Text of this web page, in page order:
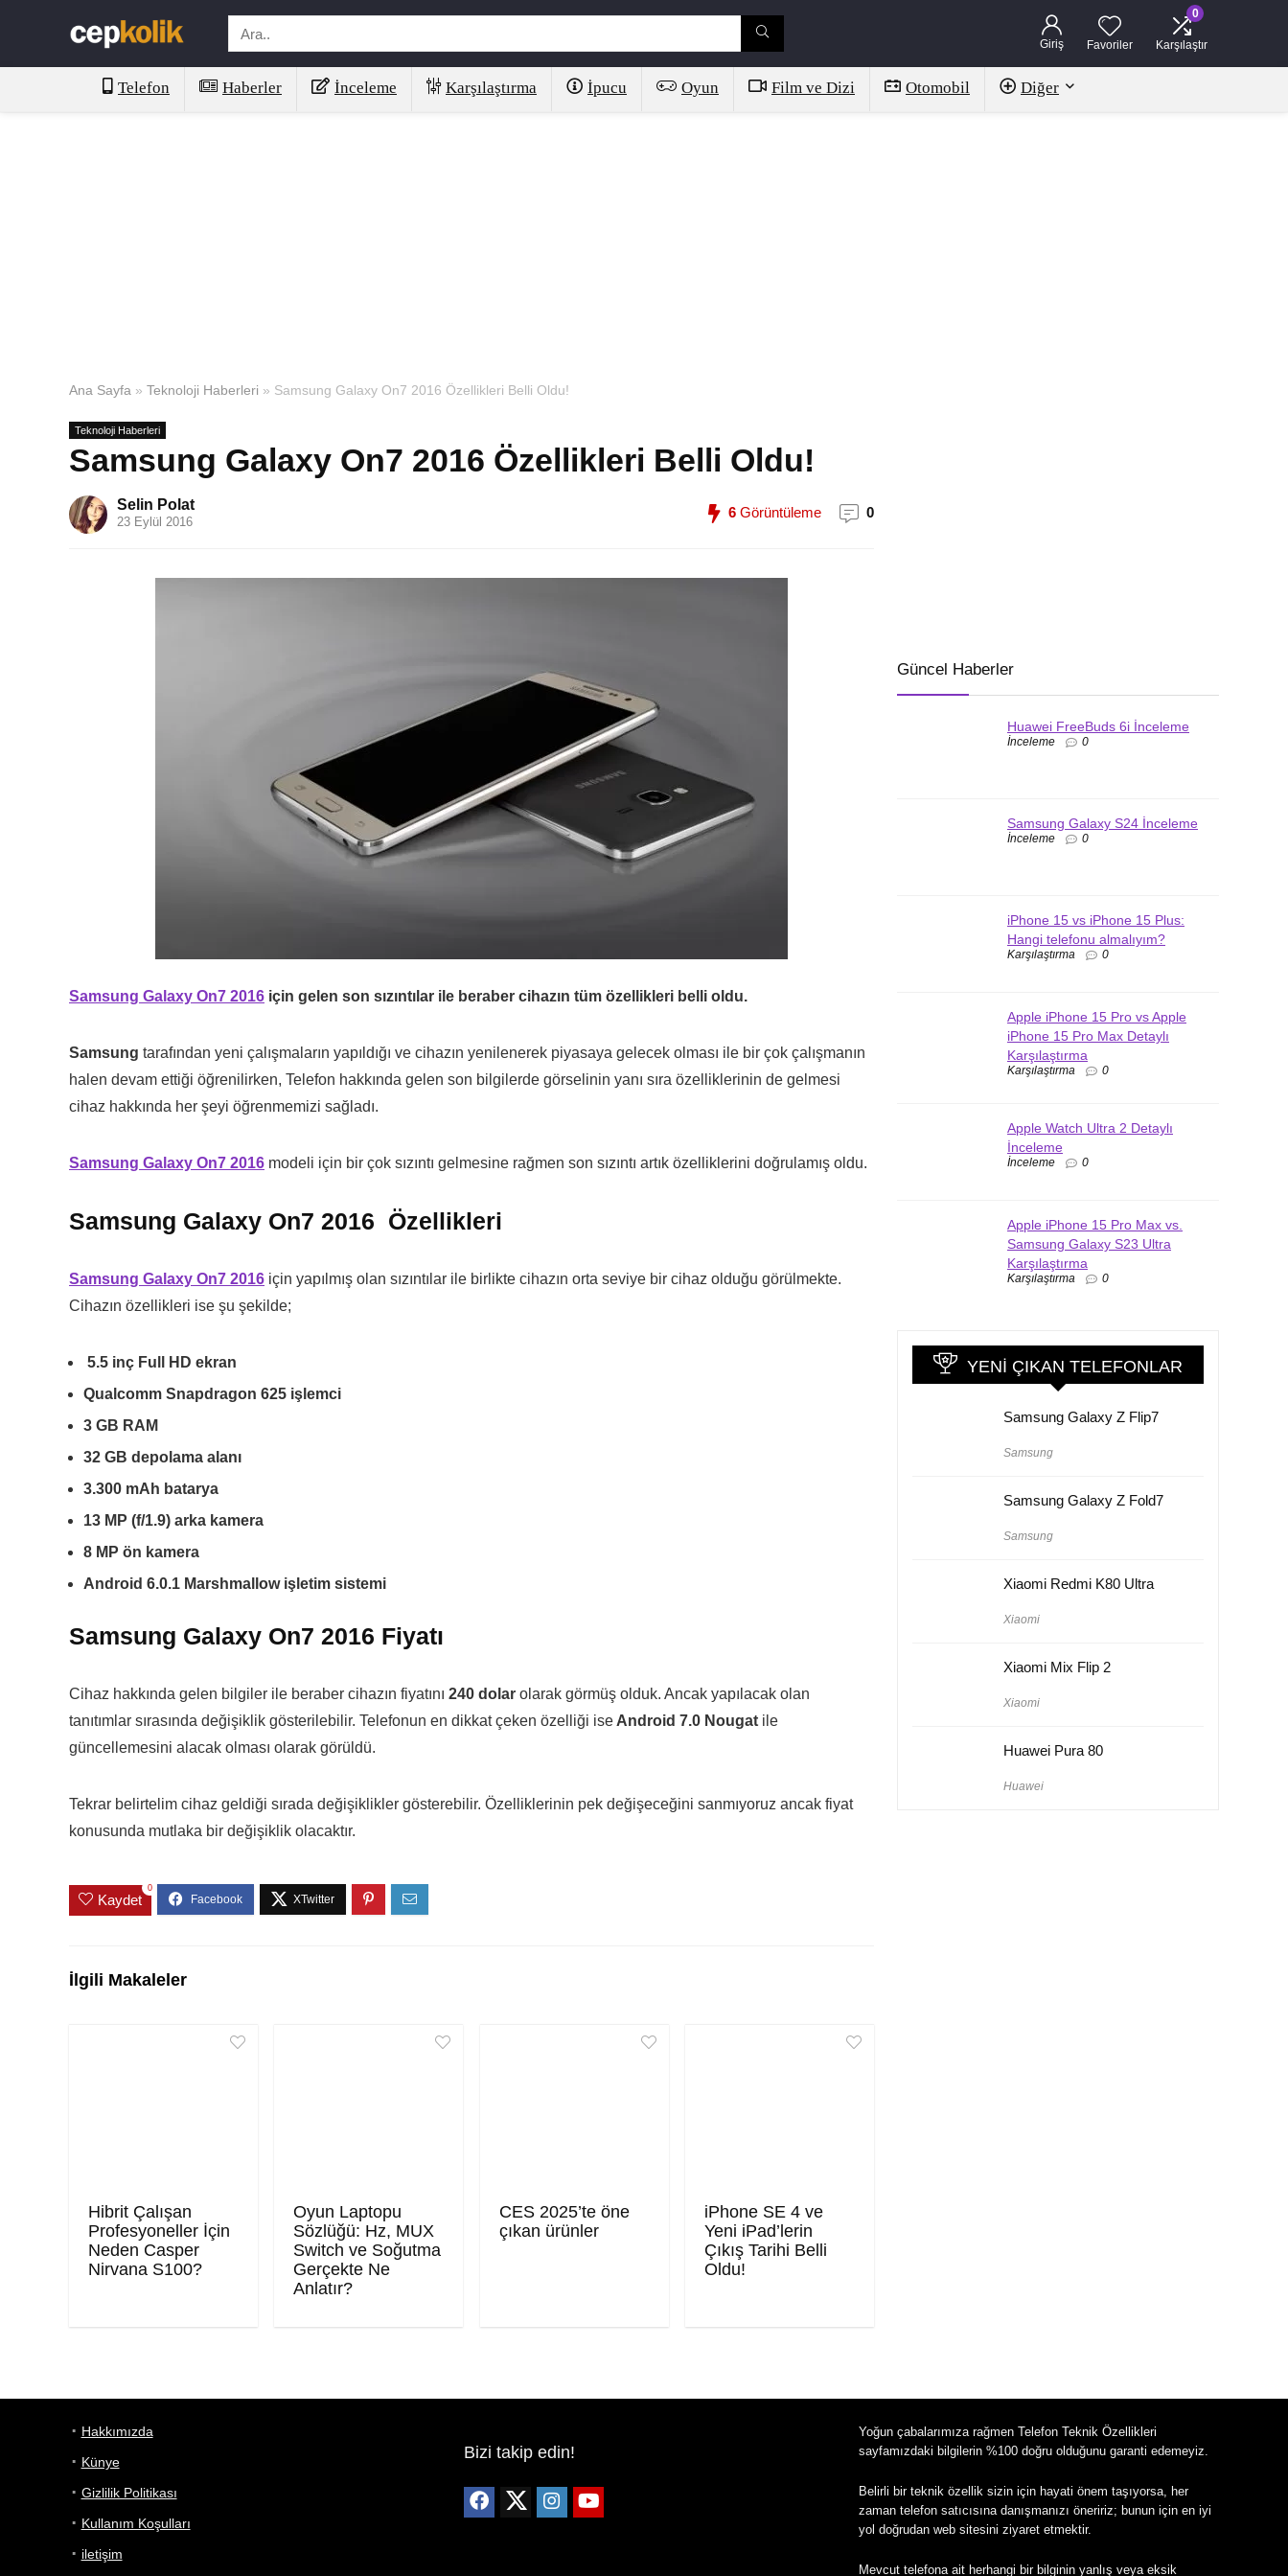
Giriş Favoriler
0
Karşılaştır
Telefon Haberler İnceleme Karşılaştırma İpucu Oyun Film ve Dizi Otomobil Diğer
Ana Sayfa » Teknoloji Haberleri » Samsung Galaxy On7 2016 Özellikleri Belli Oldu!
Teknoloji Haberleri
Samsung Galaxy On7 2016 Özellikleri Belli Oldu!
Selin Polat
23 Eylül 2016
6 Görüntüleme 0
Samsung Galaxy On7 2016 için gelen son sızıntılar ile beraber cihazın tüm özellikleri belli oldu.
Samsung tarafından yeni çalışmaların yapıldığı ve cihazın yenilenerek piyasaya gelecek olması ile bir çok çalışmanın
halen devam ettiği öğrenilirken, Telefon hakkında gelen son bilgilerde görselinin yanı sıra özelliklerinin de gelmesi
cihaz hakkında her şeyi öğrenmemizi sağladı.
Samsung Galaxy On7 2016 modeli için bir çok sızıntı gelmesine rağmen son sızıntı artık özelliklerini doğrulamış oldu.
Samsung Galaxy On7 2016 Özellikleri
Samsung Galaxy On7 2016 için yapılmış olan sızıntılar ile birlikte cihazın orta seviye bir cihaz olduğu görülmekte.
Cihazın özellikleri ise şu şekilde;
5.5 inç Full HD ekran
Qualcomm Snapdragon 625 işlemci
3 GB RAM
32 GB depolama alanı
3.300 mAh batarya
13 MP (f/1.9) arka kamera
8 MP ön kamera
Android 6.0.1 Marshmallow işletim sistemi
Samsung Galaxy On7 2016 Fiyatı
Cihaz hakkında gelen bilgiler ile beraber cihazın fiyatını 240 dolar olarak görmüş olduk. Ancak yapılacak olan
tanıtımlar sırasında değişiklik gösterilebilir. Telefonun en dikkat çeken özelliği ise Android 7.0 Nougat ile
güncellemesini alacak olması olarak görüldü.
Tekrar belirtelim cihaz geldiği sırada değişiklikler gösterebilir. Özelliklerinin pek değişeceğini sanmıyoruz ancak fiyat
konusunda mutlaka bir değişiklik olacaktır.
Kaydet
0
İlgili Makaleler
Hibrit Çalışan
Profesyoneller İçin
Neden Casper
Nirvana S100?
Oyun Laptopu
Sözlüğü: Hz, MUX
Switch ve Soğutma
Gerçekte Ne
Anlatır?
CES 2025’te öne
çıkan ürünler
iPhone SE 4 ve
Yeni iPad’lerin
Çıkış Tarihi Belli
Oldu!
Güncel Haberler
Huawei FreeBuds 6i İnceleme
İnceleme 0
Samsung Galaxy S24 İnceleme
İnceleme 0
iPhone 15 vs iPhone 15 Plus:
Hangi telefonu almalıyım?
Karşılaştırma 0
Apple iPhone 15 Pro vs Apple
iPhone 15 Pro Max Detaylı
Karşılaştırma
Karşılaştırma 0
Apple Watch Ultra 2 Detaylı
İnceleme
İnceleme 0
Apple iPhone 15 Pro Max vs.
Samsung Galaxy S23 Ultra
Karşılaştırma
Karşılaştırma 0
YENI ÇIKAN TELEFONLAR
Samsung Galaxy Z Flip7
Samsung
Samsung Galaxy Z Fold7
Samsung
Xiaomi Redmi K80 Ultra
Xiaomi
Xiaomi Mix Flip 2
Xiaomi
Huawei Pura 80
Huawei
Hakkımızda
Künye
Gizlilik Politikası
Kullanım Koşulları
iletişim
Bizi takip edin!
Yoğun çabalarımıza rağmen Telefon Teknik Özellikleri
sayfamızdaki bilgilerin %100 doğru olduğunu garanti edemeyiz.
Belirli bir teknik özellik sizin için hayati önem taşıyorsa, her
zaman telefon satıcısına danışmanızı öneririz; bunun için en iyi
yol doğrudan web sitesini ziyaret etmektir.
Mevcut telefona ait herhangi bir bilginin yanlış veya eksik